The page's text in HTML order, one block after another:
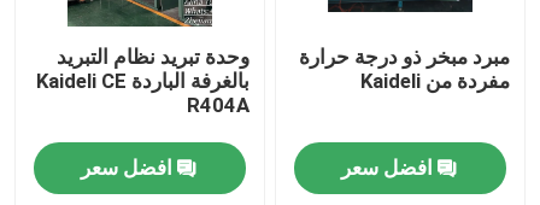
مبرد مبخر ذو درجة حرارة
مفردة من Kaideli
افضل سعر
وحدة تبريد نظام التبريد
بالغرفة الباردة Kaideli CE
R404A
افضل سعر